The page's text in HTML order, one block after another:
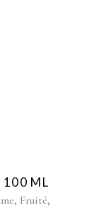
100 ML
, Fruité,